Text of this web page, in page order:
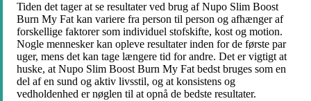
Tiden det tager at se resultater ved brug af Nupo Slim Boost
Burn My Fat kan variere fra person til person og afhænger af
forskellige faktorer som individuel stofskifte, kost og motion.
Nogle mennesker kan opleve resultater inden for de første par
uger, mens det kan tage længere tid for andre. Det er vigtigt at
huske, at Nupo Slim Boost Burn My Fat bedst bruges som en
del af en sund og aktiv livsstil, og at konsistens og
vedholdenhed er nøglen til at opnå de bedste resultater.